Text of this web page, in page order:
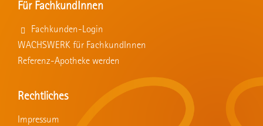
Für FachkundInnen
Fachkunden-Login
WACHSWERK für FachkundInnen
Referenz-Apotheke werden
Rechtliches
Impressum